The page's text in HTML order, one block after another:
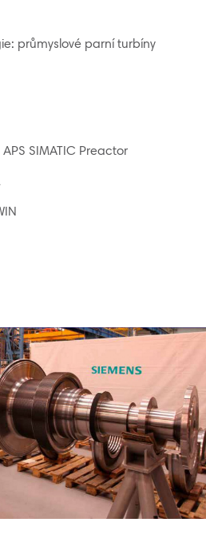
průmyslové parní turbíny
SIMATIC Preactor